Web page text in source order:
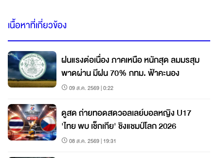
เนื้อหาที่เกี่ยวข้อง
ฝนแรงต่อเนื่อง ภาคเหนือ หนักสุด ลมมรสุม
พาดผ่าน มีฝน 70% กทม. ฟ้าคะนอง
09 ส.ค. 2569 | 0:22
ดูสด ถ่ายทอดสดวอลเลย์บอลหญิง U17
'ไทย พบ เช็กเกีย' ชิงแชมป์โลก 2026
08 ส.ค. 2569 | 19:31